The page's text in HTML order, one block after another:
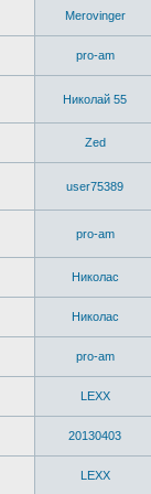
Merovinger
pro-am
Николай 55
Zed
user75389
pro-am
Николас
Николас
pro-am
LEXX
20130403
LEXX